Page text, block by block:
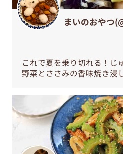
まいのおやつ
これで夏を乗り切れる！じ
野菜とささみの香味焼き浸